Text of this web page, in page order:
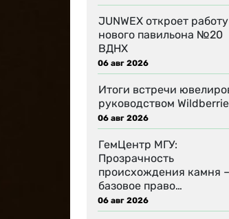
JUNWEX откроет работу
нового павильона №20
ВДНХ
06 авг 2026
Итоги встречи
руководством
06 авг 2026
ГемЦентр МГУ:
Прозрачность
происхождения камня
базовое право…
06 авг 2026